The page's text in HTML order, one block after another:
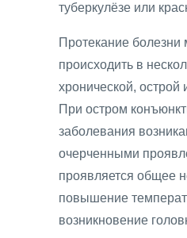
туберкулёзе или
Протекание болезни
происходить в
хронической, острой
При остром
заболевания
очерченными
проявляется общее
повышение
возникновение